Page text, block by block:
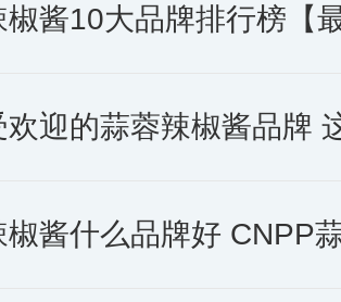
椒酱10大品牌排行榜【
迎的蒜蓉辣椒酱品牌 这些
酱什么品牌好 CNPP蒜蓉辣椒